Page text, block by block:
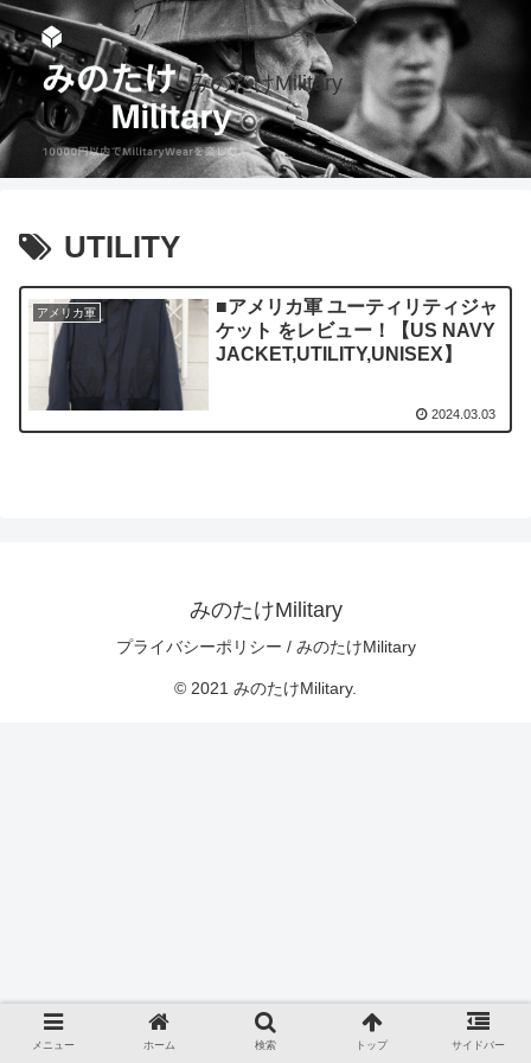
みのたけMilitary
UTILITY
アメリカ軍
■アメリカ軍 ユーティリティジャ
ケット をレビュー！【US NAVY
JACKET,UTILITY,UNISEX】
2024.03.03
みのたけMilitary
プライバシーポリシー / みのたけMilitary
© 2021 みのたけMilitary.
メニュー ホーム 検索 トップ サイドバー